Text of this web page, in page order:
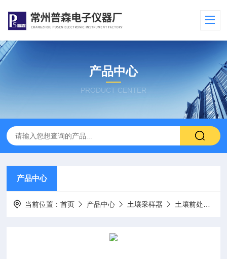
产品中心
PRODUCT CENTER
产品中心
当前位置：首页 产品中心 土壤采样器 土壤前处理专场